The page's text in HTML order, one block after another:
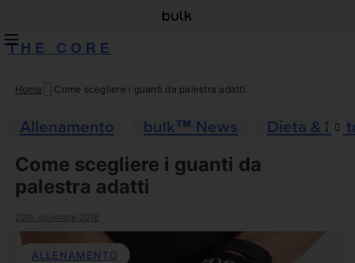
THE CORE
Skip
content
Home Come scegliere i guanti da palestra adatti
Allenamento bulk™ News
Dieta &
Come scegliere i guanti da
palestra adatti
29th dicembre 2016
ALLENAMENTO